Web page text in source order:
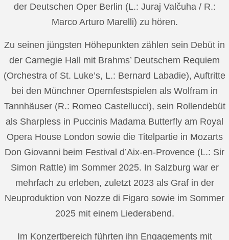
der Deutschen Oper Berlin (L.: Juraj Valčuha / R.:
Marco Arturo Marelli) zu hören.
Zu seinen jüngsten Höhepunkten zählen sein Debüt in
der Carnegie Hall mit Brahms’ Deutschem Requiem
(Orchestra of St. Luke’s, L.: Bernard Labadie), Auftritte
bei den Münchner Opernfestspielen als Wolfram in
Tannhäuser (R.: Romeo Castellucci), sein Rollendebüt
als Sharpless in Puccinis Madama Butterfly am Royal
Opera House London sowie die Titelpartie in Mozarts
Don Giovanni beim Festival d’Aix-en-Provence (L.: Sir
Simon Rattle) im Sommer 2025. In Salzburg war er
mehrfach zu erleben, zuletzt 2023 als Graf in der
Neuproduktion von Nozze di Figaro sowie im Sommer
2025 mit einem Liederabend.
Im Konzertbereich führten ihn Engagements mit